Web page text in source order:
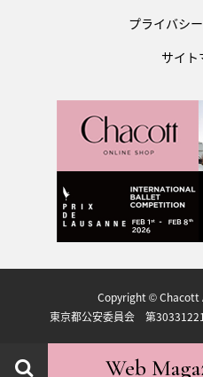
プライバシ
サイト
Copyright © Chacott
東京都公安委員会 第
Web